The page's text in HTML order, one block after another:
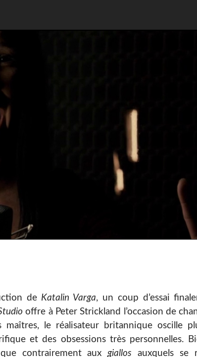
de Katalin Varga, un coup d’essai
offre à Peter Strickland l’occasion de
le réalisateur britannique oscille
et des obsessions très personnelles.
contrairement auxgiallos auxquels se